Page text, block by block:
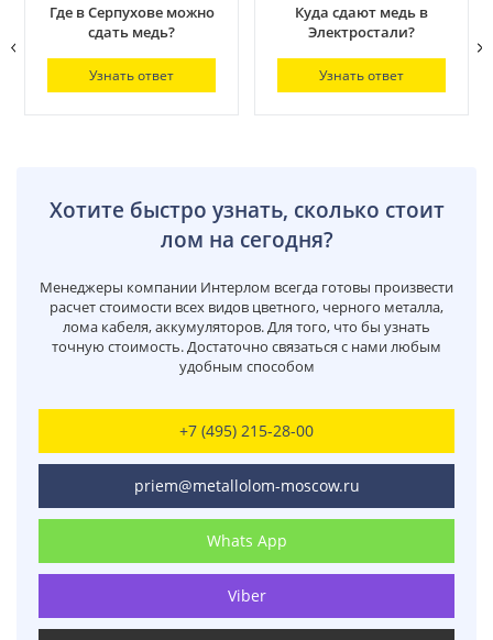
Где в Серпухове можно
сдать медь?
Узнать ответ
Куда сдают медь в
Электростали?
Узнать ответ
Хотите быстро узнать, сколько стоит
лом на сегодня?
Менеджеры компании Интерлом всегда готовы произвести
расчет стоимости всех видов цветного, черного металла,
лома кабеля, аккумуляторов. Для того, что бы узнать
точную стоимость. Достаточно связаться с нами любым
удобным способом
+7 (495) 215-28-00
priem@metallolom-moscow.ru
Whats App
Viber